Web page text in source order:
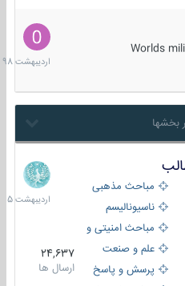
Worlds
10
1398
مباحث مذهبی
مذهبیناسیونالیسم
مباحث امنیتی و اطلاعاتی
علم و صنعت
پرسش و پاسخ
24,637
ارسال ها
8
1405